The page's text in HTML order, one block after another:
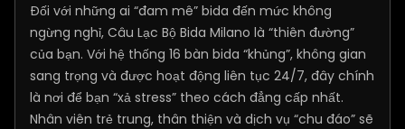
Đối với những ai “đam mê” bida đến mức không
ngừng nghỉ, Câu Lạc Bộ Bida Milano là “thiên đường”
của bạn. Với hệ thống 16 bàn bida “khủng”, không gian
sang trọng và được hoạt động liên tục 24/7, đây chính
là nơi để bạn “xả stress” theo cách đẳng cấp nhất.
Nhân viên trẻ trung, thân thiện và dịch vụ “chu đáo” sẽ